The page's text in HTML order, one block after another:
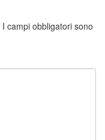
I campi obbligatori sono